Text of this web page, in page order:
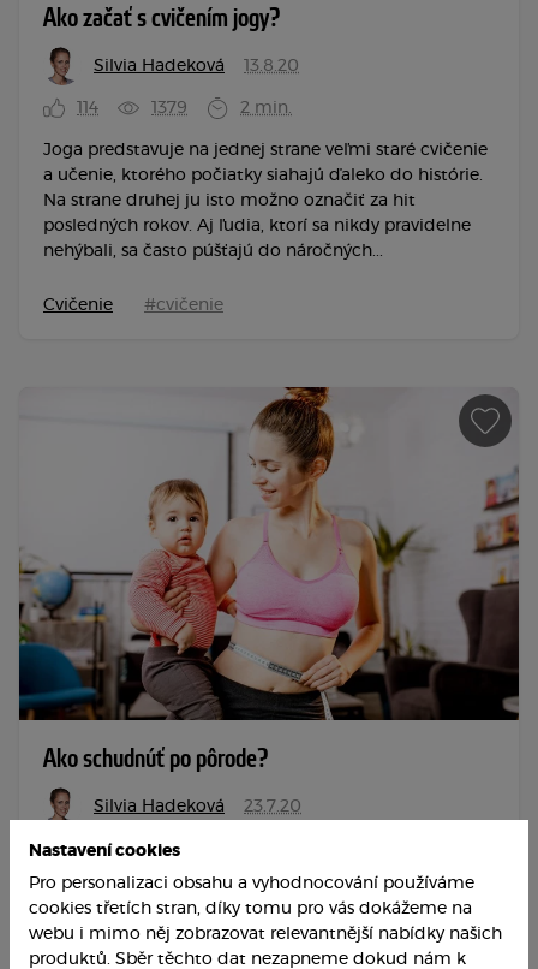
Ako začať s cvičením jogy?
Silvia Hadeková 13.8.20
114 1379 2 min.
Joga predstavuje na jednej strane veľmi staré cvičenie
a učenie, ktorého počiatky siahajú ďaleko do histórie.
Na strane druhej ju isto možno označiť za hit
posledných rokov. Aj ľudia, ktorí sa nikdy pravidelne
nehýbali, sa často púšťajú do náročných...
Cvičenie #cvičenie
Ako schudnúť po pôrode?
Silvia Hadeková 23.7.20
2 94
Počas tehotenstva každá žena priberie, a to bez
ohľadu na to, ako sa stravovala, či sa hýbala alebo nie.
Je to prirodzené. Rozdiel je však v tom, ako sa
Nastavení cookies
Pro personalizaci obsahu a vyhodnocování používáme
cookies třetích stran, díky tomu pro vás dokážeme na
webu i mimo něj zobrazovat relevantnější nabídky našich
produktů. Sběr těchto dat nezapneme dokud nám k